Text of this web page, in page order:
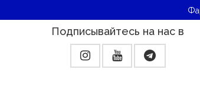
Подписывайтесь на нас в